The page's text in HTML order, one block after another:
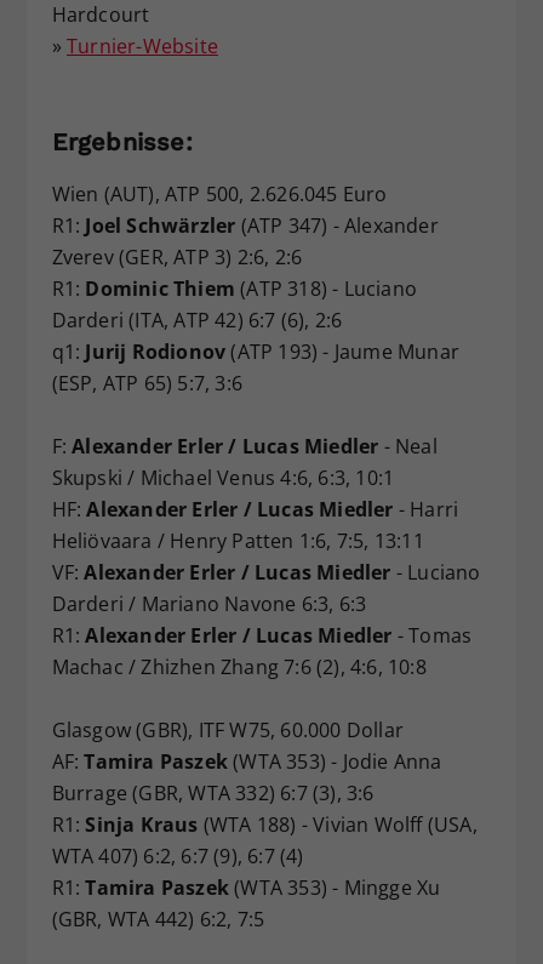
Hardcourt
» Turnier-Website
Ergebnisse:
Wien (AUT), ATP 500, 2.626.045 Euro
R1: Joel Schwärzler (ATP 347) - Alexander
Zverev (GER, ATP 3) 2:6, 2:6
R1: Dominic Thiem (ATP 318) - Luciano
Darderi (ITA, ATP 42) 6:7 (6), 2:6
q1: Jurij Rodionov(ATP 193) - Jaume Munar
(ESP, ATP 65) 5:7, 3:6
F:Alexander Erler / Lucas Miedler - Neal
Skupski / Michael Venus 4:6, 6:3, 10:1
HF:Alexander Erler / Lucas Miedler - Harri
Heliövaara / Henry Patten 1:6, 7:5, 13:11
VF:Alexander Erler / Lucas Miedler - Luciano
Darderi / Mariano Navone 6:3, 6:3
R1:Alexander Erler / Lucas Miedler - Tomas
Machac / Zhizhen Zhang 7:6 (2), 4:6, 10:8
Glasgow (GBR), ITF W75, 60.000 Dollar
AF:Tamira Paszek(WTA 353) - Jodie Anna
Burrage (GBR, WTA 332) 6:7 (3), 3:6
R1:Sinja Kraus (WTA 188) - Vivian Wolff (USA,
WTA 407) 6:2, 6:7 (9), 6:7 (4)
R1:Tamira Paszek(WTA 353) - Mingge Xu
(GBR, WTA 442) 6:2, 7:5